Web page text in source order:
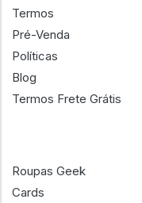
Termos
Pré-Venda
Políticas
Blog
Termos Frete Grátis
Roupas Geek
Cards